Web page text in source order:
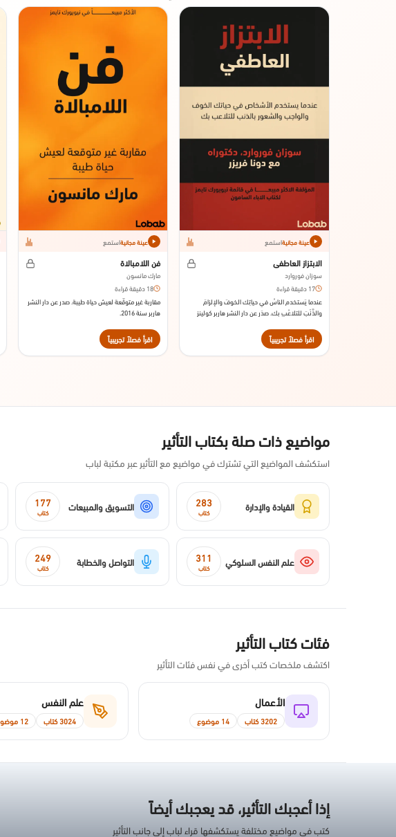
عينة مجانيةاستمع
الابتزاز العاطفي
سوزان فوروارد
17 دقيقة قراءة
عندما يَستخدم الناسُ في حياتِك الخوفَ والإلزامَ
والذَّنْبَ للتلاعُبِ بك. صدَر عن دار النشر هاربر كولينز
اقرأ فصلاً تجريبياً
عينة مجانيةاستمع
فن اللامبالاة
مارك مانسون
18 دقيقة قراءة
مقاربة غير متوقّعة لعيش حياة طيبة. صدر عن دار النشر
هاربر سنة 2016.
اقرأ فصلاً تجريبياً
مواضيع ذات صلة بكتاب التأثير
استكشف المواضيع التي تشترك في مواضيع مع التأثير عبر مكتبة لباب
القيادة والإدارة 283
كتاب التسويق والمبيعات 177
كتاب
علم النفس السلوكي 311
كتاب التواصل والخطابة 249
كتاب
فئات كتاب التأثير
اكتشف ملخصات كتب أخرى في نفس فئات التأثير
الأعمال
3202 كتاب 14 موضوع
علم النفس
3024 كتاب 12 موضوع
إذا أعجبك التأثير، قد يعجبك أيضاً
كتب في مواضيع مختلفة يستكشفها قراء لباب إلى جانب التأثير